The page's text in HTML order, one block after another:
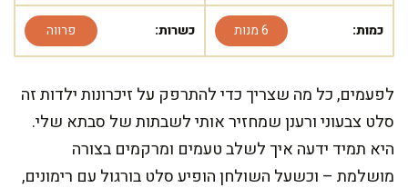
כמות: 6 מנות כשרות: פרווה
לפעמים, כל מה שצריך כדי להתרפק על זיכרונות ילדות זה
סלט צבעוני ורענן שמחזיר אותי לשבתות של סבתא שלי.
היא תמיד ידעה איך לשלב טעמים ומרקמים בצורה
מושלמת – וכשעל השולחן הופיע סלט בורגול עם רימונים,